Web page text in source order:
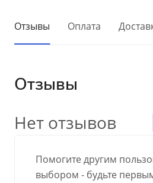
Отзывы Оплата
Отзывы
Помогите другим
выбором - будьте
Нет отзывов